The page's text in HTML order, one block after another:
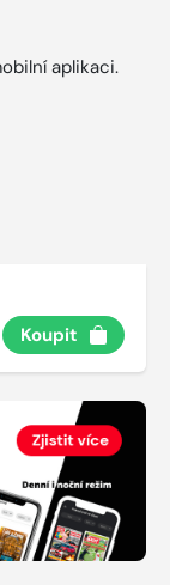
aplikaci.
Koupit